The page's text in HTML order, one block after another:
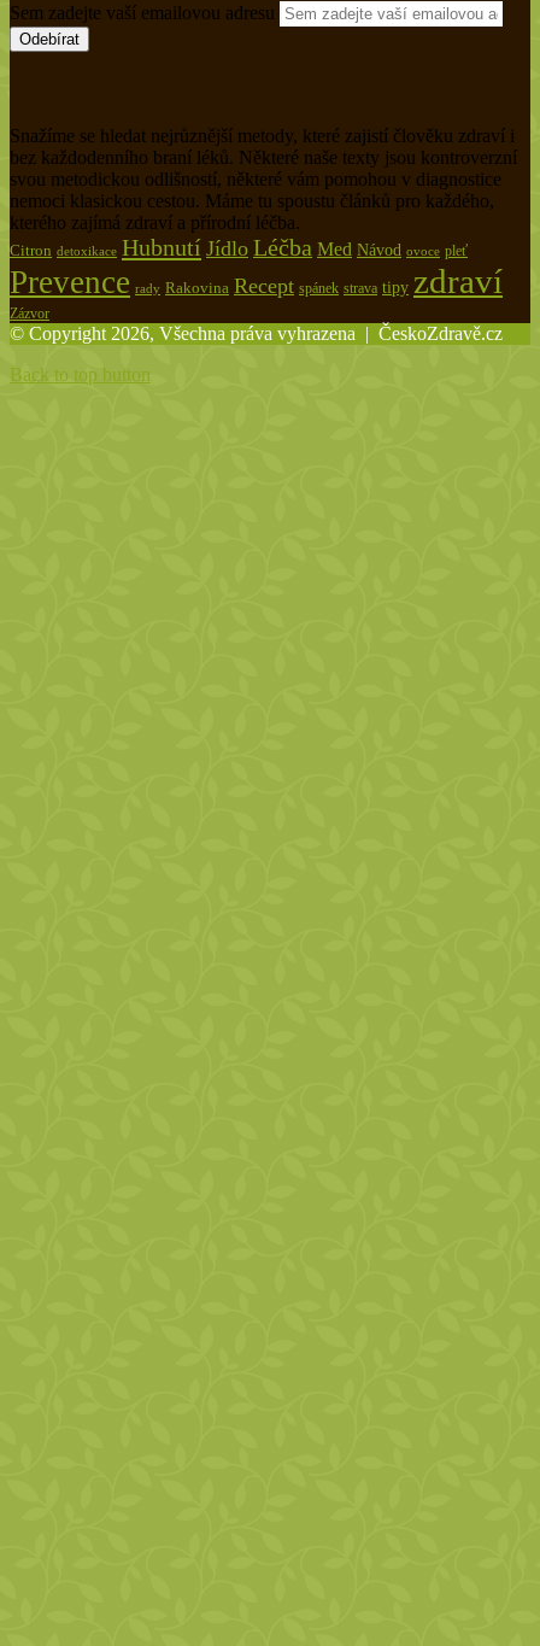
Sem zadejte vaší emailovou adresu
Snažíme se hledat nejrůznější metody, které zajistí člověku zdraví i
bez každodenního braní léků. Některé naše texty jsou kontroverzní
svou metodickou odlišností, některé vám pomohou v diagnostice
nemoci klasickou cestou. Máme tu spoustu článků pro každého,
kterého zajímá zdraví a přírodní léčba.
Citron detoxikace Hubnutí Jídlo Léčba Med Návod ovoce pleť
Prevence rady Rakovina Recept spánek strava tipy zdraví
Zázvor
© Copyright 2026, Všechna práva vyhrazena | ČeskoZdravě.cz
Back to top button